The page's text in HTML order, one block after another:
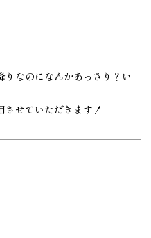
りなのになんかあっさり？い
せていただきます！